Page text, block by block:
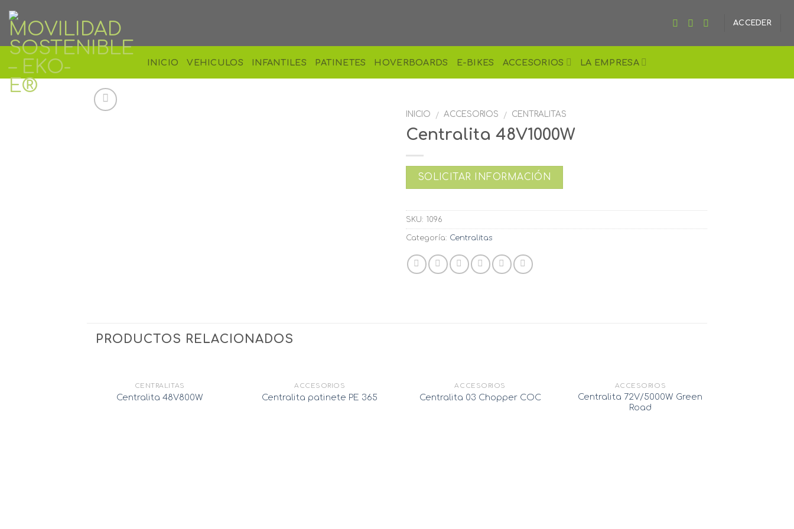
to
content
ACCEDER
INICIO VEHICULOS INFANTILES PATINETES HOVERBOARDS E-BIKES ACCESORIOS LA EMPRESA
INICIO / ACCESORIOS / CENTRALITAS
Centralita 48V1000W
SOLICITAR INFORMACIÓN
SKU: 1096
Categoría: Centralitas
PRODUCTOS RELACIONADOS
CENTRALITAS
Centralita 48V800W
ACCESORIOS
Centralita patinete PE 365
AGOTADO
ACCESORIOS
Centralita 03 Chopper COC
AGOTADO
ACCESORIOS
Centralita 72V/5000W Green
Road